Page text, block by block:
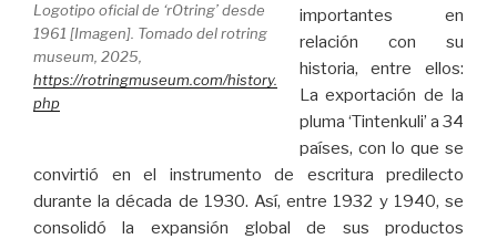
Logotipo oficial de ‘rOtring’ desde
1961 [Imagen]. Tomado del rotring
museum, 2025,
https://rotringmuseum.com/history.
php
importantes en
relación con su
historia, entre ellos:
La exportación de la
pluma ‘Tintenkuli’ a 34
países, con lo que se
convirtió en el instrumento de escritura predilecto
durante la década de 1930. Así, entre 1932 y 1940, se
consolidó la expansión global de sus productos